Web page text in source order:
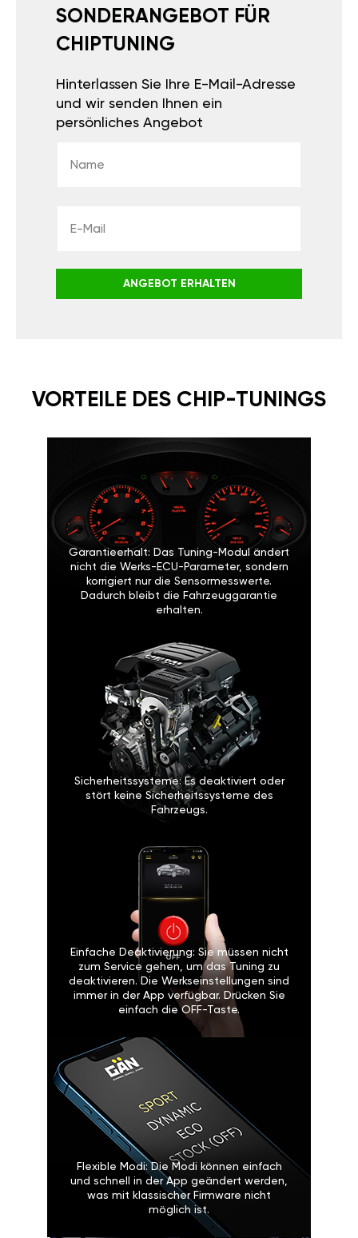
SONDERANGEBOT FÜR
CHIPTUNING
Hinterlassen Sie Ihre E-Mail-Adresse
und wir senden Ihnen ein
persönliches Angebot
ANGEBOT ERHALTEN
VORTEILE DES CHIP-TUNINGS
Garantieerhalt: Das Tuning-Modul ändert
nicht die Werks-ECU-Parameter, sondern
korrigiert nur die Sensormesswerte.
Dadurch bleibt die Fahrzeuggarantie
erhalten.
Sicherheitssysteme: Es deaktiviert oder
stört keine Sicherheitssysteme des
Fahrzeugs.
Einfache Deaktivierung: Sie müssen nicht
zum Service gehen, um das Tuning zu
deaktivieren. Die Werkseinstellungen sind
immer in der App verfügbar. Drücken Sie
einfach die OFF-Taste.
Flexible Modi: Die Modi können einfach
und schnell in der App geändert werden,
was mit klassischer Firmware nicht
möglich ist.